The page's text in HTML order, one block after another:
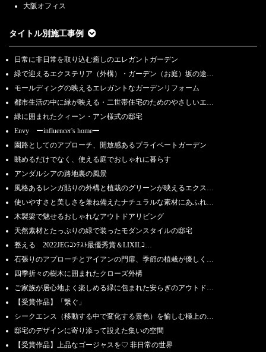
大阪オフィス
タイトル別施工事例
日常に非日常を取り込む癒しのエレガントガーデン
緑で迎えるエクステリア（外構）・ガーデン（お庭）坂の途…
モールディングの映えるエレガントなガーデンリフォーム
都市生活の中に緑が映える・二世帯住宅のためのやさしいエ…
緑に囲まれたクィーン・アン様式の邸宅
Envy ーinfluencer's homeー
園路としてのアプローチ、開放感あるプライベートガーデン
眺めるだけでなく、使える庭でおしゃれに暮らす
アンダルシアの路地裏の風景
風格あるレンガ貼りの外構と植栽のグリーンが映えるエクス…
使いやすさと美しさを兼ね備えたナチュラルな素材にあふれ…
木製梁で魅せるおしゃれなアウトドアリビング
天然素材とたっぷりの緑で装ったモダンスタイルの邸宅
整える 2022JEGｺﾝﾃｽﾄ最優秀賞＆LIXILｺ…
石張りのアプローチとアイアンの門扉、季節の植栽が優しく…
四季折々の樹木に囲まれたクローズ外構
ご家族が居心地よく楽しめる緑に包まれた安らぎのアウトド…
【受賞作品】「繋ぐ」
シークエンス（移動する中で変化する景色）を愉しむ極上の…
邸宅のデザインに寄り添って設えた集いの空間
【受賞作品】上品なゴージャスを♡ 非日常の世界